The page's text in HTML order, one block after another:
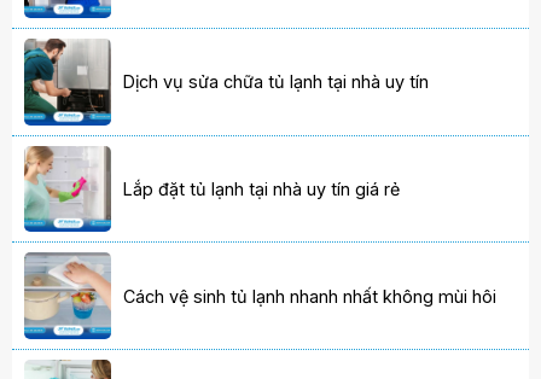
Dịch vụ sửa chữa tủ lạnh tại nhà uy tín
Lắp đặt tủ lạnh tại nhà uy tín giá rẻ
Cách vệ sinh tủ lạnh nhanh nhất không mùi hôi